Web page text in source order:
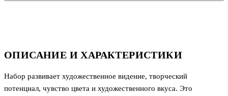
ОПИСАНИЕ И ХАРАКТЕРИСТИКИ
Набор развивает художественное видение, творческий
потенциал, чувство цвета и художественного вкуса. Это